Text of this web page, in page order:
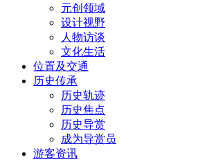
元创领域
设计视野
人物访谈
文化生活
位置及交通
历史传承
历史轨迹
历史焦点
历史导赏
成为导赏员
游客资讯